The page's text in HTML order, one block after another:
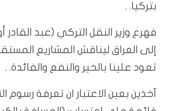
بتركيا. .
فهرع وزير النقل التركي (عبد القادر
إلى العراق ليناقش المشاريع
تعود علينا بالخير والنفع والفائدة. .
آخذين بعين الاعتبار ان تعرفة رسوم